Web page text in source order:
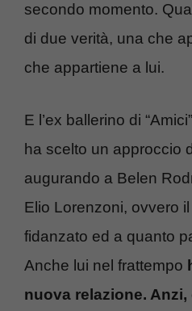
secondo momento.
di due verità, una che
che appartiene a lui.
E l’ex ballerino di
ha scelto un approccio
augurando a Belen
Elio Lorenzoni, ovvero
fidanzato ed a quanto
Anche lui nel frattempo
nuova relazione. Anzi,